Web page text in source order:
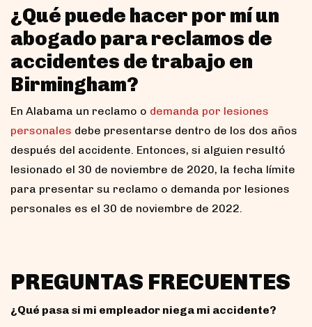
¿Qué puede hacer por mí un
abogado para reclamos de
accidentes de trabajo en
Birmingham?
En Alabama un reclamo o demanda por lesiones
personales debe presentarse dentro de los dos años
después del accidente. Entonces, si alguien resultó
lesionado el 30 de noviembre de 2020, la fecha límite
para presentar su reclamo o demanda por lesiones
personales es el 30 de noviembre de 2022.
PREGUNTAS FRECUENTES
¿Qué pasa si mi empleador niega mi accidente?